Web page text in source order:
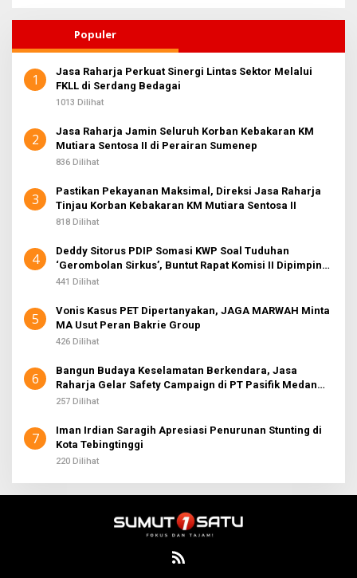
Populer
1
Jasa Raharja Perkuat Sinergi Lintas Sektor Melalui
FKLL di Serdang Bedagai
1013 Dilihat
2
Jasa Raharja Jamin Seluruh Korban Kebakaran KM
Mutiara Sentosa II di Perairan Sumenep
836 Dilihat
3
Pastikan Pekayanan Maksimal, Direksi Jasa Raharja
Tinjau Korban Kebakaran KM Mutiara Sentosa II
818 Dilihat
4
Deddy Sitorus PDIP Somasi KWP Soal Tuduhan
‘Gerombolan Sirkus’, Buntut Rapat Komisi II Dipimpin
Sufmi Dasco Ahmad
441 Dilihat
5
Vonis Kasus PET Dipertanyakan, JAGA MARWAH Minta
MA Usut Peran Bakrie Group
426 Dilihat
6
Bangun Budaya Keselamatan Berkendara, Jasa
Raharja Gelar Safety Campaign di PT Pasifik Medan
Industri
257 Dilihat
7
Iman Irdian Saragih Apresiasi Penurunan Stunting di
Kota Tebingtinggi
220 Dilihat